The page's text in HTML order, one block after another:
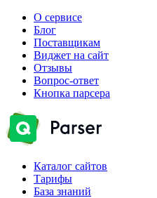
О сервисе
Блог
Поставщикам
Виджет на сайт
Отзывы
Вопрос-ответ
Кнопка парсера
Каталог сайтов
Тарифы
База знаний